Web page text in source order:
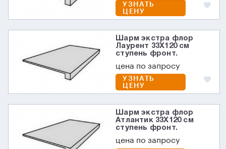
УЗНАТЬ
ЦЕНУ
Шарм экстра флор
Лаурент 33X120 см
ступень фронт.
цена по запросу
УЗНАТЬ
ЦЕНУ
Шарм экстра флор
Атлантик 33X120 см
ступень фронт.
цена по запросу